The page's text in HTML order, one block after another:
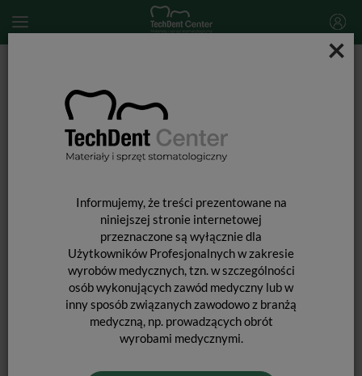
×
Informujemy, że treści prezentowane na
niniejszej stronie internetowej
przeznaczone są wyłącznie dla
Użytkowników Profesjonalnych w zakresie
wyrobów medycznych, tzn. w szczególności
osób wykonujących zawód medyczny lub w
inny sposób związanych zawodowo z branżą
medyczną, np. prowadzących obrót
wyrobami medycznymi.